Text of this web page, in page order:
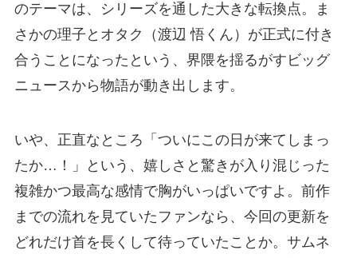
のテーマは、シリーズを通した大きな転換点。ま
さかの理子とオタク（渡辺 悟くん）が正式に付き
合うことになったという、界隈を揺るがすビッグ
ニュースから物語が動き出します。
いや、正直なところ「ついにこの日が来てしまっ
たか…！」という、嬉しさと驚きが入り混じった
複雑かつ最高な感情で胸がいっぱいですよ。前作
までの流れを見ていたファンなら、今回の更新を
どれだけ首を長くして待っていたことか。サムネ